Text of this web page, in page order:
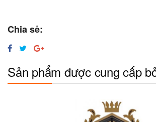
Chia sẻ:
Sản phẩm được cung cấp